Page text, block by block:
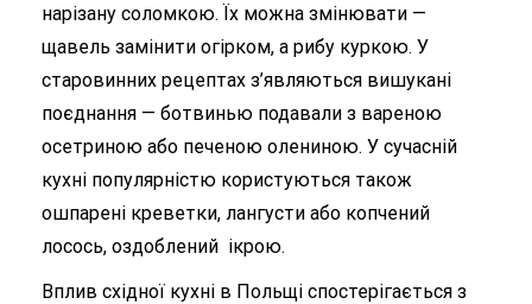
нарізану соломкою. Їх можна змінювати —
щавель замінити огірком, а рибу куркою. У
старовинних рецептах з’являються вишукані
поєднання — ботвинью подавали з вареною
осетриною або печеною олениною. У сучасній
кухні популярністю користуються також
ошпарені креветки, лангусти або копчений
лосось, оздоблений ікрою.
Вплив східної кухні в Польщі спостерігається з